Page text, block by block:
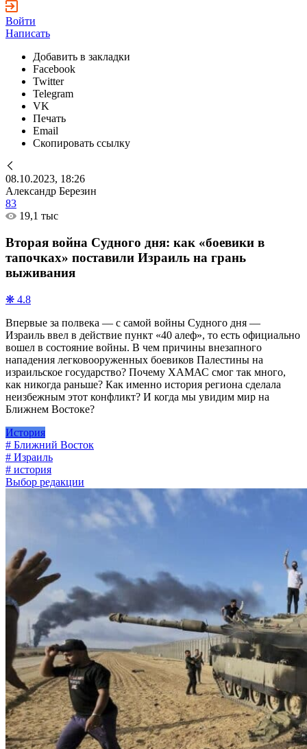
Войти
Написать
Добавить в закладки
Facebook
Twitter
Telegram
VK
Печать
Email
Скопировать ссылку
08.10.2023, 18:26
Александр Березин
83
19,1 тыс
Вторая война Судного дня: как «боевики в
тапочках» поставили Израиль на грань
выживания
❋ 4.8
Впервые за полвека — с самой войны Судного дня —
Израиль ввел в действие пункт «40 алеф», то есть официально
вошел в состояние войны. В чем причины внезапного
нападения легковооруженных боевиков Палестины на
израильское государство? Почему ХАМАС смог так много,
как никогда раньше? Как именно история региона сделала
неизбежным этот конфликт? И когда мы увидим мир на
Ближнем Востоке?
История
# Ближний Восток
# Израиль
# история
Выбор редакции